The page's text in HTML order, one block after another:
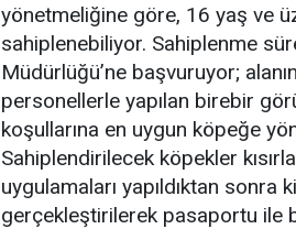
yönetmeliğine göre, 16 yaş ve
sahiplenebiliyor. Sahiplenme
Müdürlüğü’ne başvuruyor;
personellerle yapılan birebir
koşullarına en uygun köpeğe
Sahiplendirilecek köpekler
uygulamaları yapıldıktan sonra
gerçekleştirilerek pasaportu ile